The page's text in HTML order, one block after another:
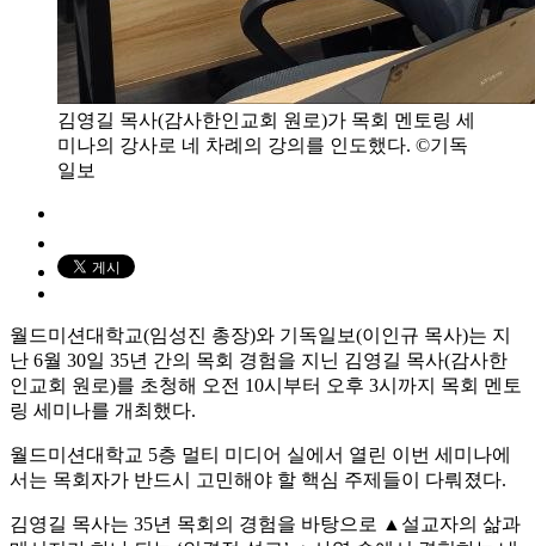
김영길 목사(감사한인교회 원로)가 목회 멘토링 세
미나의 강사로 네 차례의 강의를 인도했다. ©기독
일보
월드미션대학교(임성진 총장)와 기독일보(이인규 목사)는 지
난 6월 30일 35년 간의 목회 경험을 지닌 김영길 목사(감사한
인교회 원로)를 초청해 오전 10시부터 오후 3시까지 목회 멘토
링 세미나를 개최했다.
월드미션대학교 5층 멀티 미디어 실에서 열린 이번 세미나에
서는 목회자가 반드시 고민해야 할 핵심 주제들이 다뤄졌다.
김영길 목사는 35년 목회의 경험을 바탕으로 ▲설교자의 삶과